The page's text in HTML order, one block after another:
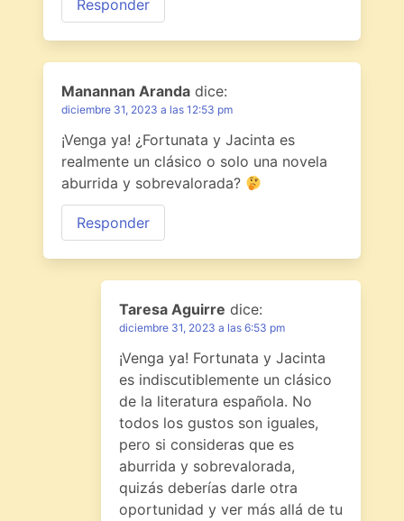
Responder
Manannan Aranda dice:
diciembre 31, 2023 a las 12:53 pm
¡Venga ya! ¿Fortunata y Jacinta es
realmente un clásico o solo una novela
aburrida y sobrevalorada?
Responder
Taresa Aguirre dice:
diciembre 31, 2023 a las 6:53 pm
¡Venga ya! Fortunata y Jacinta
es indiscutiblemente un clásico
de la literatura española. No
todos los gustos son iguales,
pero si consideras que es
aburrida y sobrevalorada,
quizás deberías darle otra
oportunidad y ver más allá de tu